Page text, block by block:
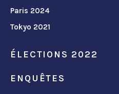
Paris 2024
Tokyo 2021
ÉLECTIONS 2022
ENQUÊTES